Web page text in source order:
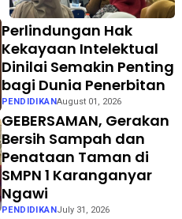
Perlindungan Hak
Kekayaan Intelektual
Dinilai Semakin Penting
bagi Dunia Penerbitan
PENDIDIKANAugust 01, 2026
GEBERSAMAN, Gerakan
Bersih Sampah dan
Penataan Taman di
SMPN 1 Karanganyar
Ngawi
PENDIDIKAN July 31, 2026